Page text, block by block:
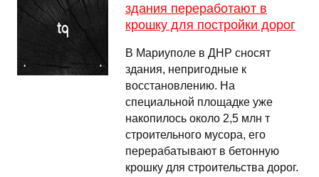
здания переработают в
крошку для постройки дорог
В Мариуполе в ДНР сносят
здания, непригодные к
восстановлению. На
специальной площадке уже
накопилось около 2,5 млн т
строительного мусора, его
перерабатывают в бетонную
крошку для строительства дорог.